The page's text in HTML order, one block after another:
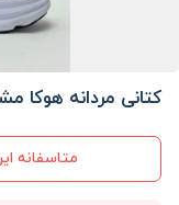
کتانی مردانه هوکا
متاسفانه